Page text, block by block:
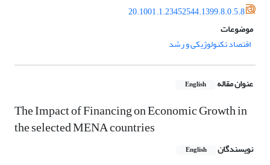
20.1001.1.23452544.1399.8.0.5.8
موضوعات
اقتصاد تکنولوژیکی و رشد
عنوان مقاله English
The Impact of Financing on Economic Growth in
the selected MENA countries
نویسندگان English